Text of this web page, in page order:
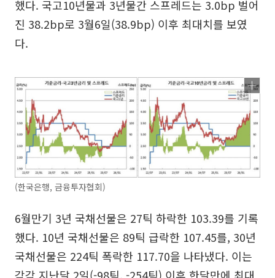
했다. 국고10년물과 3년물간 스프레드는 3.0bp 벌어
진 38.2bp로 3월6일(38.9bp) 이후 최대치를 보였
다.
(한국은행, 금융투자협회)
6월만기 3년 국채선물은 27틱 하락한 103.39를 기록
했다. 10년 국채선물은 89틱 급락한 107.45를, 30년
국채선물은 224틱 폭락한 117.70을 나타냈다. 이는